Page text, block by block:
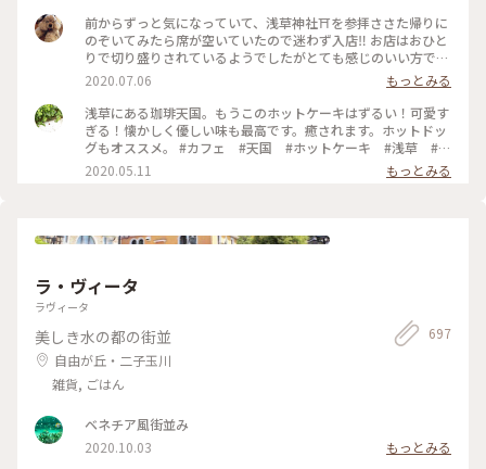
前からずっと気になっていて、浅草神社⛩を参拝ささた帰りに
のぞいてみたら席が空いていたので迷わず入店‼️ お店はおひと
りで切り盛りされているようでしたがとても感じのいい方で、
ホットケーキ🥞は昔ながらの素朴なかんじがコーヒー☕️によく
合って美味しかった😆💕
2020.07.06
もっとみる
浅草にある珈琲天国。もうこのホットケーキはずるい！可愛す
ぎる！懐かしく優しい味も最高です。癒されます。ホットドッ
グもオススメ。 #カフェ #天国 #ホットケーキ #浅草 #東
京
2020.05.11 もっとみる
ラ・ヴィータ
ラヴィータ
美しき水の都の街並
自由が丘・二子玉川
雑貨, ごはん
697
ベネチア風街並み
2020.10.03
もっとみる